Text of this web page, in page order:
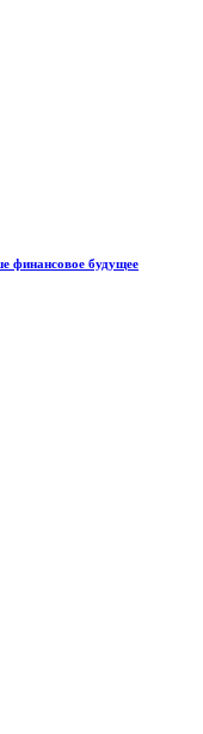
финансовое будущее